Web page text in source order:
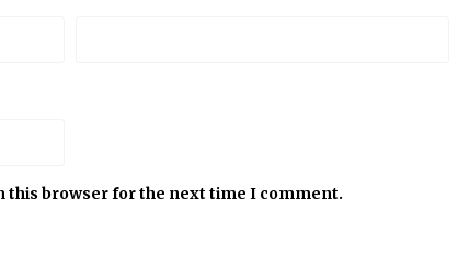
this browser for the next time I comment.